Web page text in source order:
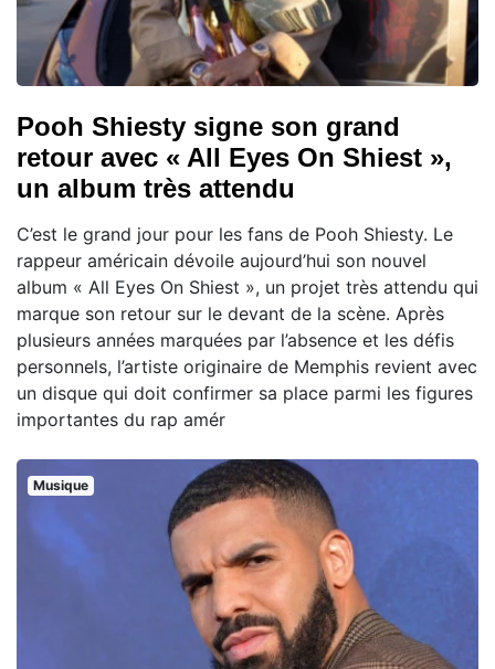
Pooh Shiesty signe son grand
retour avec « All Eyes On Shiest »,
un album très attendu
C’est le grand jour pour les fans de Pooh Shiesty. Le
rappeur américain dévoile aujourd’hui son nouvel
album « All Eyes On Shiest », un projet très attendu qui
marque son retour sur le devant de la scène. Après
plusieurs années marquées par l’absence et les défis
personnels, l’artiste originaire de Memphis revient avec
un disque qui doit confirmer sa place parmi les figures
importantes du rap amér
Musique